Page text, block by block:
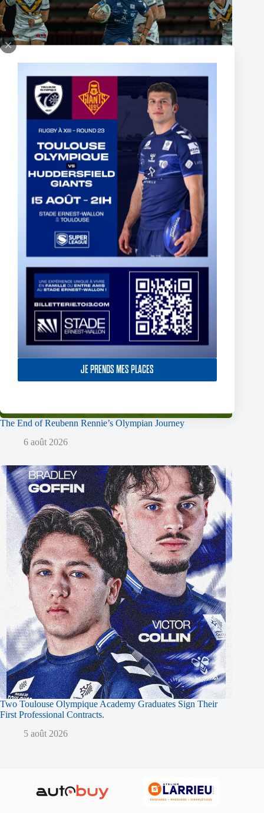
JE PRENDS MES PLACES
Fin de l’aventure Olympienne pour Reubenn Rennie
6 août 2026
The End of Reubenn Rennie’s Olympian Journey
6 août 2026
Two Toulouse Olympique Academy Graduates Sign Their
First Professional Contracts.
5 août 2026